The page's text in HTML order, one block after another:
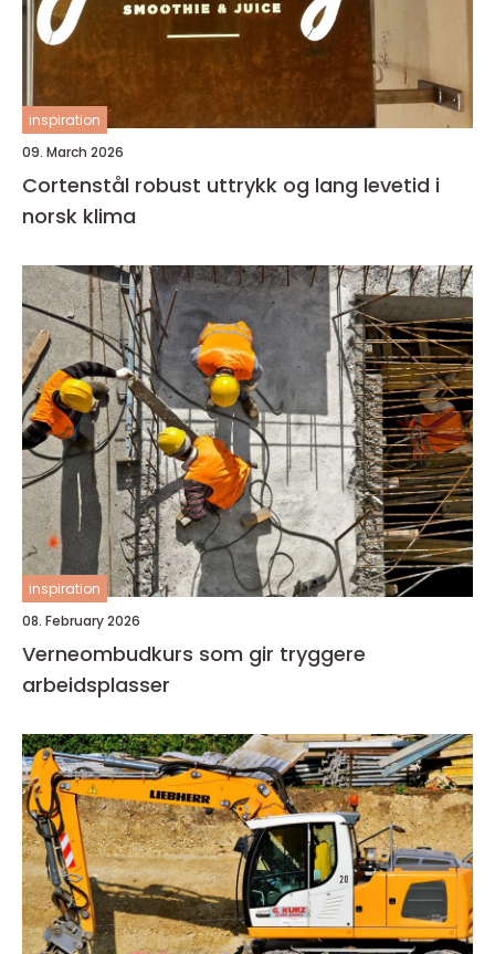
inspiration
09. March 2026
Cortenstål robust uttrykk og lang levetid i
norsk klima
inspiration
08. February 2026
Verneombudkurs som gir tryggere
arbeidsplasser